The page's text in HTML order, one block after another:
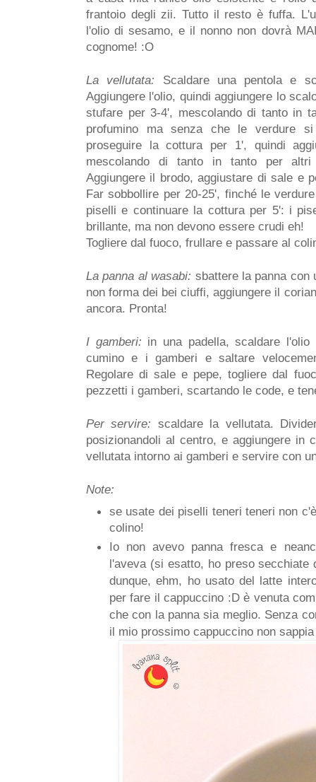
frantoio degli zii. Tutto il resto è fuffa.
l'olio di sesamo, e il nonno non dovrà
cognome! :O
La vellutata: Scaldare una pentola e
Aggiungere l'olio, quindi aggiungere lo
stufare per 3-4', mescolando di tanto in
profumino ma senza che le verdure
proseguire la cottura per 1', quindi
mescolando di tanto in tanto per
Aggiungere il brodo, aggiustare di sale e
Far sobbollire per 20-25', finché le
piselli e continuare la cottura per 5': i
brillante, ma non devono essere crudi eh!
Togliere dal fuoco, frullare e passare al
La panna al wasabi: sbattere la panna
non forma dei bei ciuffi, aggiungere il
ancora. Pronta!
I gamberi: in una padella, scaldare
cumino e i gamberi e saltare
Regolare di sale e pepe, togliere dal
pezzetti i gamberi, scartando le code, e
Per servire: scaldare la vellutata.
posizionandoli al centro, e aggiungere in
vellutata intorno ai gamberi e servire con
Note:
se usate dei piselli teneri teneri non
colino!
Io non avevo panna fresca e
l'aveva (si esatto, ho preso secchiate
dunque, ehm, ho usato del latte
per fare il cappuccino :D è venuta
che con la panna sia meglio. Senza
il mio prossimo cappuccino non